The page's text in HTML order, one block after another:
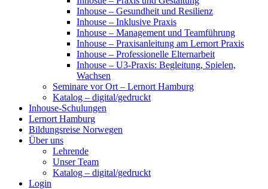
Inhouse – Gesundheit und Resilienz
Inhouse – Inklusive Praxis
Inhouse – Management und Teamführung
Inhouse – Praxisanleitung am Lernort Praxis
Inhouse – Professionelle Elternarbeit
Inhouse – U3-Praxis: Begleitung, Spielen,
Wachsen
Seminare vor Ort – Lernort Hamburg
Katalog – digital/gedruckt
Inhouse-Schulungen
Lernort Hamburg
Bildungsreise Norwegen
Über uns
Lehrende
Unser Team
Katalog – digital/gedruckt
Login